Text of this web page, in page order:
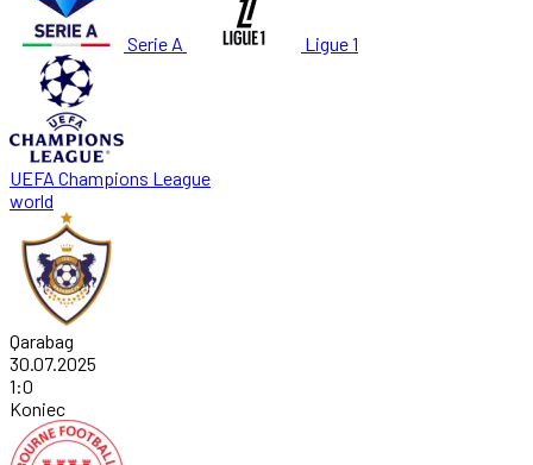
Serie A Ligue 1
UEFA Champions League
world
Qarabag
30.07.2025
1:0
Koniec